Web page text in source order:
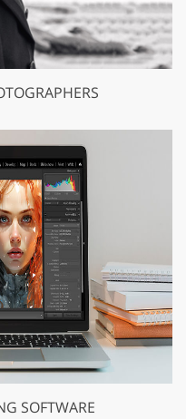
SOFTWARE